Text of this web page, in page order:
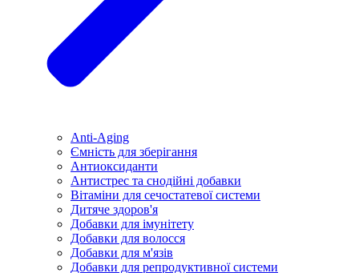
Anti-Aging
Ємність для зберігання
Антиоксиданти
Антистрес та снодійні добавки
Вітаміни для сечостатевої системи
Дитяче здоров'я
Добавки для імунітету
Добавки для волосся
Добавки для м'язів
Добавки для репродуктивної системи